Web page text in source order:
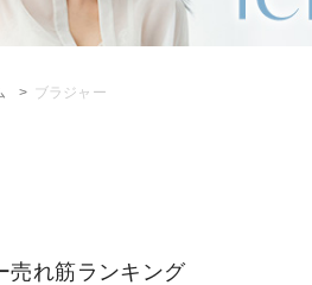
ブラジャー
売れ筋ランキング